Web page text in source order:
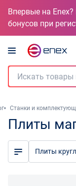
Впервые на
бонусов при
Станки и
Плиты
Плиты